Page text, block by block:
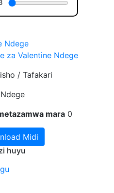
Ndege
za Valentine Ndege
/ Tafakari
mara 0
Midi
huyu